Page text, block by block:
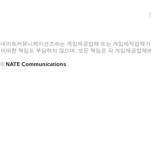
네이트커뮤니케이션즈㈜는 게임제공업체 또는 게임제작업체
어떠한 책임도 부담하지 않으며, 모든 책임은 각 게임제공업체
© NATE Communications